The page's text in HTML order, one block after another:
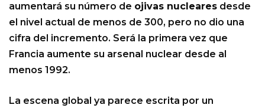
aumentará su número de ojivas nucleares desde
el nivel actual de menos de 300, pero no dio una
cifra del incremento. Será la primera vez que
Francia aumente su arsenal nuclear desde al
menos 1992.
La escena global ya parece escrita por un